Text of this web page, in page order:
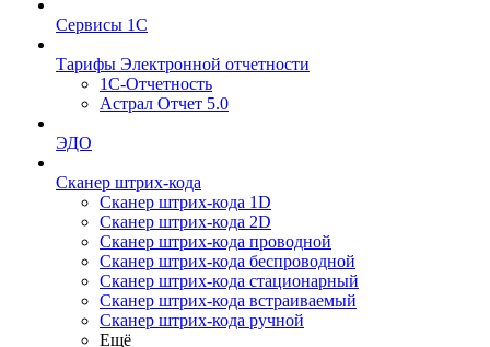
Сервисы 1С
Тарифы Электронной отчетности
1С-Отчетность
Астрал Отчет 5.0
ЭДО
Сканер штрих-кода
Сканер штрих-кода 1D
Сканер штрих-кода 2D
Сканер штрих-кода проводной
Сканер штрих-кода беспроводной
Сканер штрих-кода стационарный
Сканер штрих-кода встраиваемый
Сканер штрих-кода ручной
Ещё